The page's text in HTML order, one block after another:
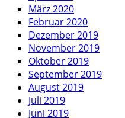
März 2020
Februar 2020
Dezember 2019
November 2019
Oktober 2019
September 2019
August 2019
Juli 2019
Juni 2019